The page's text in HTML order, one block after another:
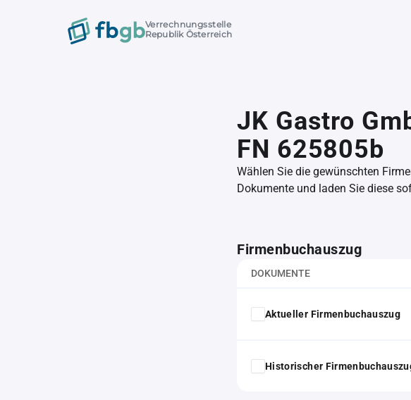
Verrechnungsstelle
Republik Österreich
JK Gastro
FN 625805b
Wählen Sie die gewünschten
Dokumente und laden Sie diese
Firmenbuchauszug
DOKUMENTE
Aktueller Firmenbuchauszug
Historischer